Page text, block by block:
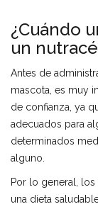
¿Cuándo
un
Antes de
mascota, es muy
de confianza, ya
adecuados para
determinados
alguno.
Por lo general,
una dieta